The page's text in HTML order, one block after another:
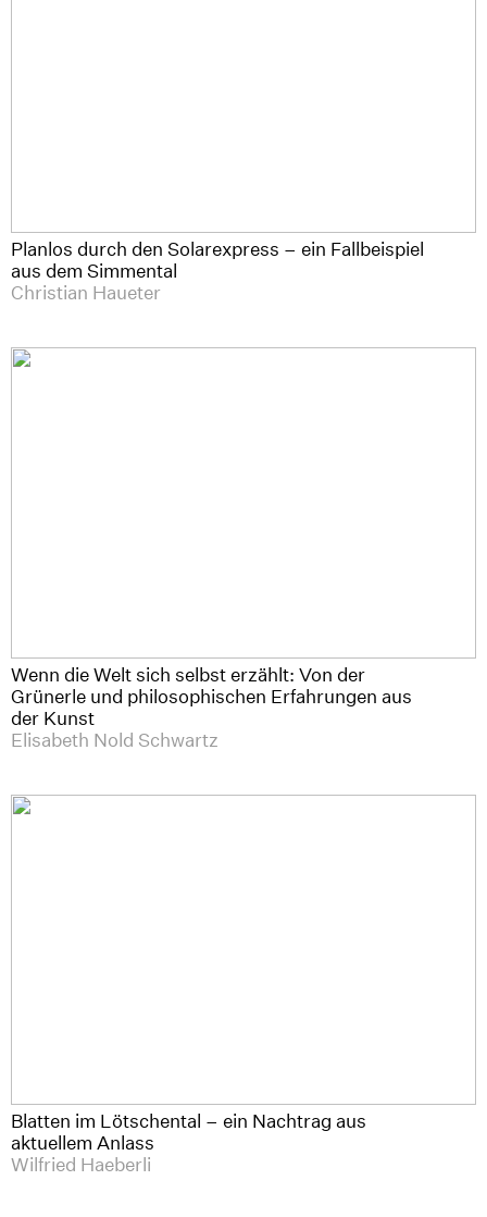
Planlos durch den Solarexpress – ein Fallbeispiel
aus dem Simmental
Christian Haueter
Wenn die Welt sich selbst erzählt: Von der
Grünerle und philosophischen Erfahrungen aus
der Kunst
Elisabeth Nold Schwartz
Blatten im Lötschental – ein Nachtrag aus
aktuellem Anlass
Wilfried Haeberli